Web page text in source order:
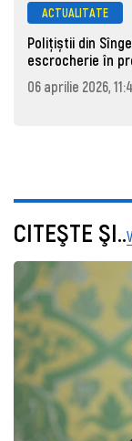
ACTUALITATE
Polițiștii din
escrocherie în
06 aprilie 2026,
CITEŞTE ŞI..